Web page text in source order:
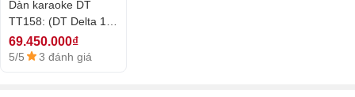
2. Micro Vatasa T900 New
Dàn karaoke DT
TT158: (DT Delta 12,
Vatasa T900 New,
Vatasa V8Pro, DT
69.450.000₫
5/5 3 đánh giá